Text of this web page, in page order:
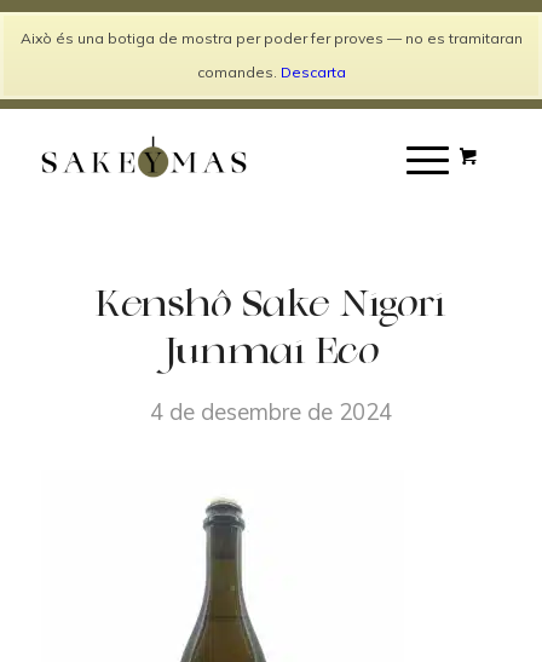
Això és una botiga de mostra per poder fer proves — no es tramitaran
comandes. Descarta
Català
Español
Kenshô Sake Nigori
Junmai Eco
4 de desembre de 2024